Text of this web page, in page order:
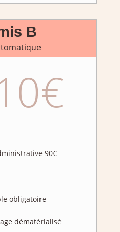
B
90€
obligatoire
dématérialisé